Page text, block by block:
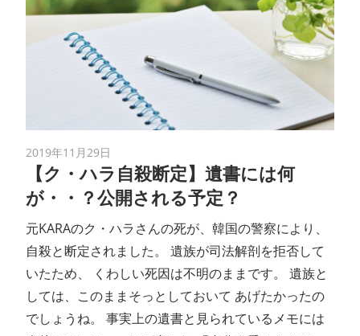
2019年11月29日
【ク・ハラ自殺断定】遺書には何
が・・？公開される予定？
元KARAのク・ハラさんの死が、韓国の警察により、
自殺と断定されました。 遺族が司法解剖を拒否して
いたため、 くわしい死因は不明のままです。 遺族と
しては、このままそっとしておいて あげたかったの
でしょうね。 事実上の遺書と見られているメモには